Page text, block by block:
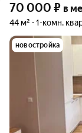
70 000 ₽ в
44 м² 1-комн.
новостройка